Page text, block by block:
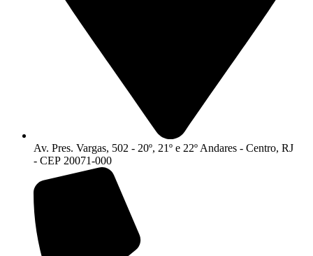
Av. Pres. Vargas, 502 - 20º, 21º e 22º Andares - Centro, RJ
- CEP 20071-000